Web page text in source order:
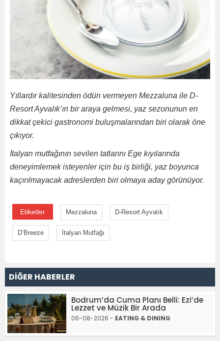
Yıllardır kalitesinden ödün vermeyen Mezzaluna ile D-
Resort Ayvalık’ın bir araya gelmesi, yaz sezonunun en
dikkat çekici gastronomi buluşmalarından biri olarak öne
çıkıyor.
İtalyan mutfağının sevilen tatlarını Ege kıyılarında
deneyimlemek isteyenler için bu iş birliği, yaz boyunca
kaçırılmayacak adreslerden biri olmaya aday görünüyor.
Etiketler Mezzaluna D-Resort Ayvalık
D’Breeze İtalyan Mutfağı
DİĞER HABERLER
Bodrum’da Cuma Planı Belli: Ezi’de
Lezzet ve Müzik Bir Arada
06-08-2026 - EATING & DINING